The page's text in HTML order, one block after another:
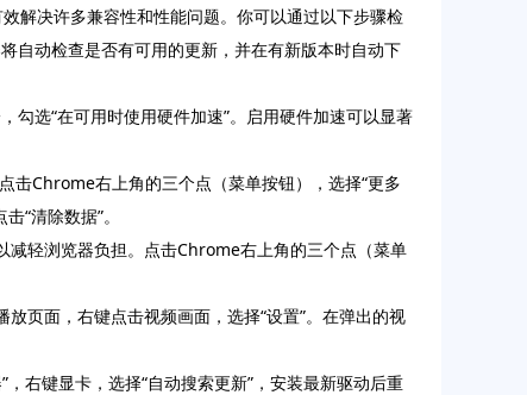
解决许多兼容性和性能问题。你可以通过以下步骤检
自动检查是否有可用的更新，并在有新版本时自动下
选“在可用时使用硬件加速”。启用硬件加速可以显著
击Chrome右上角的三个点（菜单按钮），选择“更多
“清除数据”。
减轻浏览器负担。点击Chrome右上角的三个点（菜单
页面，右键点击视频画面，选择“设置”。在弹出的视
右键显卡，选择“自动搜索更新”，安装最新驱动后重